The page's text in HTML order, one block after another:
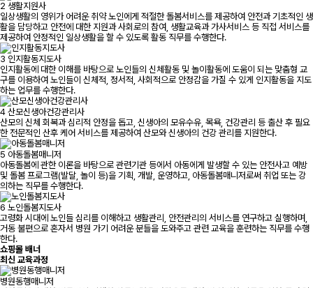
2 생활지원사
일상생활의 영위가 어려운 취약 노인에게 적절한 돌봄서비스를 제공하여 안전과 기초적인 생
활을 담당하고 안전에 대한 지원과 사회로의 참여, 생활교육과 가사서비스 등 직접 서비스를
제공하여 안정적인 일상생활을 할 수 있도록 활동 직무를 수행한다.
3 인지활동지도사
인지활동에 대한 이해를 바탕으로 노인들의 신체활동 및 놀이활동에 도움이 되는 맞춤형 교
구를 이용하여 노인들이 신체적, 정서적, 사회적으로 안정감을 가질 수 있게 인지활동을 지도
하는 업무를 수행한다.
4 산모신생아건강관리사
산모의 신체 회복과 심리적 안정을 돕고, 신생아의 모유수유, 목욕, 건강관리 등 출산 후 필요
한 전문적인 산후 케어 서비스를 제공하여 산모와 신생아의 건강 관리를 지원한다.
5 아동돌봄매니저
아동돌봄에 관한 이론을 바탕으로 관련기관 등에서 아동에게 발생할 수 있는 안전사고 예방
및 돌봄 프로그램(발달, 놀이 등)을 기획, 개발, 운영하고, 아동돌봄매니저로써 취업 또는 강
의하는 직무를 수행한다.
6 노인돌봄지도사
고령화 시대에 노인들 심리를 이해하고 생활관리, 안전관리의 서비스를 연구하고 실행하며,
거동 불편으로 혼자서 병원 가기 어려운 분들을 도와주고 관련 교육을 훈련하는 직무를 수행
한다.
쇼핑몰 배너
최신 교육과정
병원동행매니저